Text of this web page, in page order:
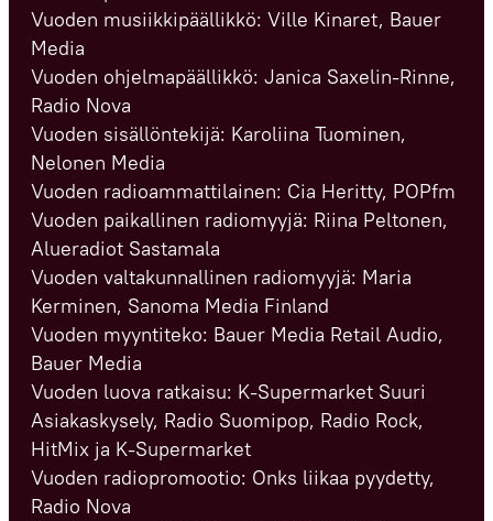
Vuoden musiikkipäällikkö: Ville Kinaret, Bauer
Media
Vuoden ohjelmapäällikkö: Janica Saxelin-Rinne,
Radio Nova
Vuoden sisällöntekijä: Karoliina Tuominen,
Nelonen Media
Vuoden radioammattilainen: Cia Heritty, POPfm
Vuoden paikallinen radiomyyjä: Riina Peltonen,
Alueradiot Sastamala
Vuoden valtakunnallinen radiomyyjä: Maria
Kerminen, Sanoma Media Finland
Vuoden myyntiteko: Bauer Media Retail Audio,
Bauer Media
Vuoden luova ratkaisu: K-Supermarket Suuri
Asiakaskysely, Radio Suomipop, Radio Rock,
HitMix ja K-Supermarket
Vuoden radiopromootio: Onks liikaa pyydetty,
Radio Nova